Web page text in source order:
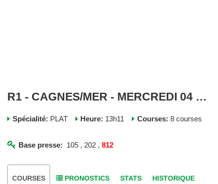
R1 - CAGNES/MER - MERCREDI 04 FEVRIER 2026
Spécialité: PLAT Heure: 13h11 Courses: 8 courses
Base presse: 105 , 202 ,812
COURSES PRONOSTICS STATS HISTORIQUE